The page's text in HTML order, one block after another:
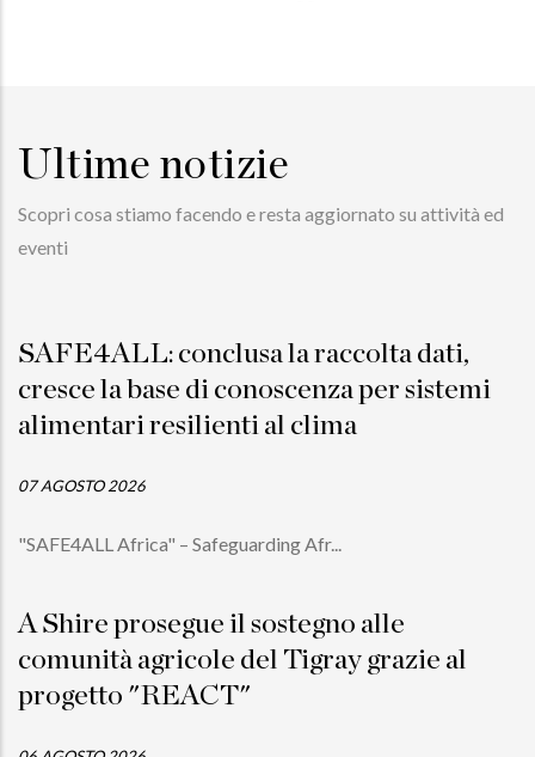
Ultime notizie
Scopri cosa stiamo facendo e resta aggiornato su attività ed
eventi
SAFE4ALL: conclusa la raccolta dati,
cresce la base di conoscenza per sistemi
alimentari resilienti al clima
07 AGOSTO 2026
"SAFE4ALL Africa" – Safeguarding Afr...
A Shire prosegue il sostegno alle
comunità agricole del Tigray grazie al
progetto "REACT"